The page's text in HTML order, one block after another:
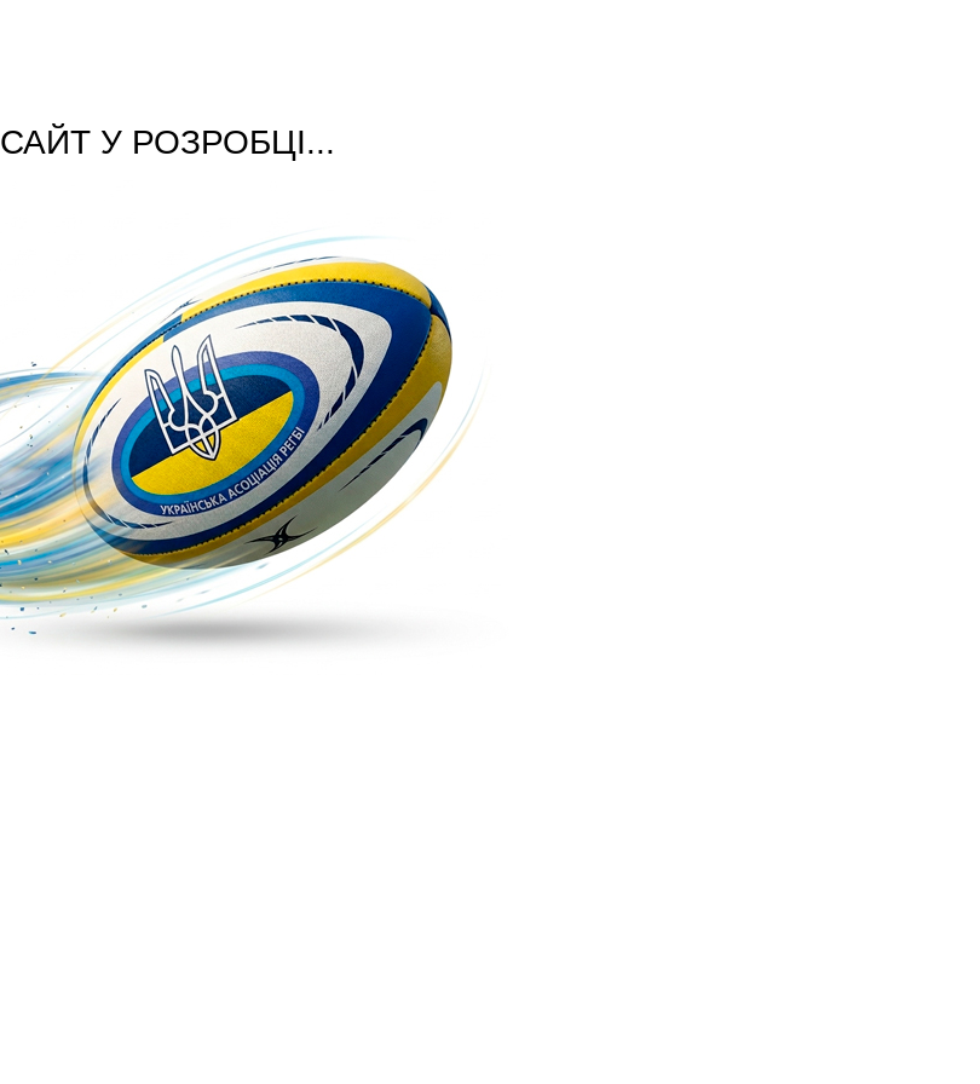
САЙТ У РОЗРОБЦІ...